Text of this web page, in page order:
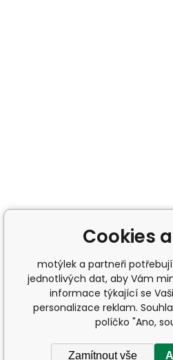
Cookies a
motýlek a partneři potřebují
jednotlivých dat, aby Vám
informace týkající se
personalizace reklam.
políčko "Ano,
Zamítnout vše